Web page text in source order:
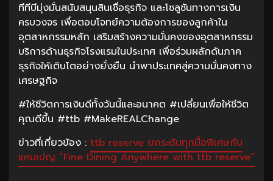
ทีทีบีมุ่งมั่นสนับสนุนสินเชื่อธุรกิจ และโซลูชันทางการเงิน
ครบวงจร เพื่อตอบโจทย์ความต้องการของลูกค้าใน
อุตสาหกรรมหลัก เสริมสร้างความมั่นคงของอุตสาหกรรม
บริการด้านธุรกิจโรงแรมในประเทศ เพื่อร่วมผลักดันภาค
ธุรกิจให้เติบโตอย่างยั่งยืน นำพาประเทศสู่ความมั่นคงทาง
เศรษฐกิจ
#ให้ชีวิตการเงินดีทั้งวันนี้และอนาคต #เปลี่ยนเพื่อให้ชีวิต
คุณดีขึ้น #ttb #MakeREALChange
ข่าวที่เกี่ยวข้อง : ttb reserve ยกระดับทุกมื้อพิเศษกับ
แคมเปญ “Fine Dining Anywhere with ttb reserve”